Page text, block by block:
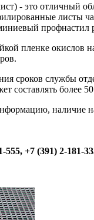
- это отличный
листы
профнастил
пленке
сроков службы
составлять более
наличие
555, +7 (391) 2-181-